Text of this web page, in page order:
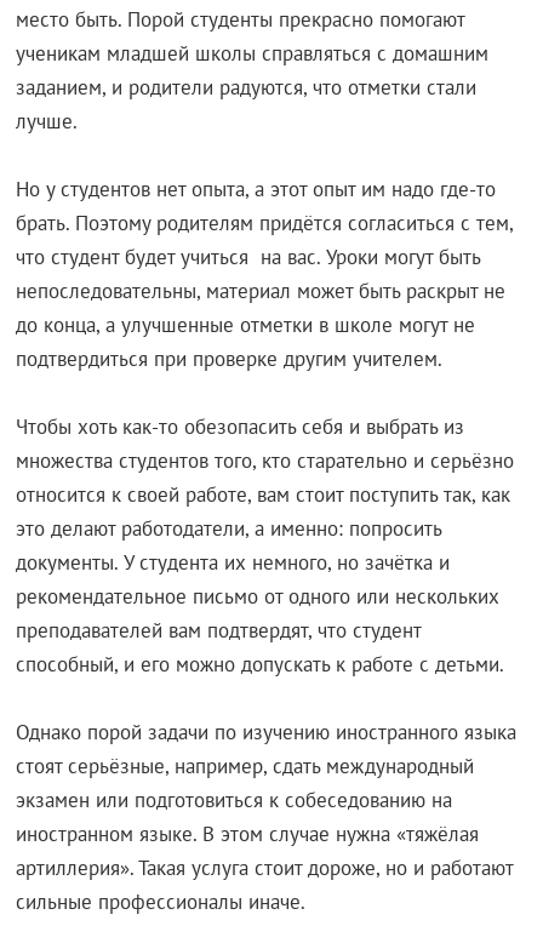
место быть. Порой студенты прекрасно помогают
ученикам младшей школы справляться с домашним
заданием, и родители радуются, что отметки стали
лучше.
Но у студентов нет опыта, а этот опыт им надо где-то
брать. Поэтому родителям придётся согласиться с тем,
что студент будет учиться на вас. Уроки могут быть
непоследовательны, материал может быть раскрыт не
до конца, а улучшенные отметки в школе могут не
подтвердиться при проверке другим учителем.
Чтобы хоть как-то обезопасить себя и выбрать из
множества студентов того, кто старательно и серьёзно
относится к своей работе, вам стоит поступить так, как
это делают работодатели, а именно: попросить
документы. У студента их немного, но зачётка и
рекомендательное письмо от одного или нескольких
преподавателей вам подтвердят, что студент
способный, и его можно допускать к работе с детьми.
Однако порой задачи по изучению иностранного языка
стоят серьёзные, например, сдать международный
экзамен или подготовиться к собеседованию на
иностранном языке. В этом случае нужна «тяжёлая
артиллерия». Такая услуга стоит дороже, но и работают
сильные профессионалы иначе.